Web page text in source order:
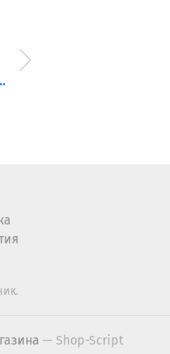
— Shop-Script